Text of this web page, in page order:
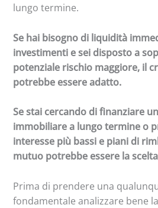
lungo termine.
Se hai bisogno di liquidità
investimenti e sei disposto a
potenziale rischio maggiore, il
potrebbe essere adatto.
Se stai cercando di finanziare
immobiliare a lungo termine o
interesse più bassi e piani di
mutuo potrebbe essere la
Prima di prendere una
fondamentale analizzare bene